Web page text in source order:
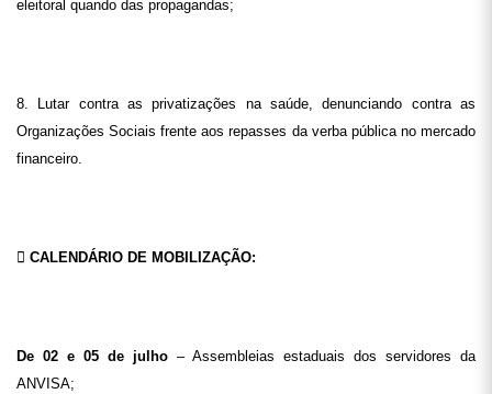
eleitoral quando das propagandas;
8. Lutar contra as privatizações na saúde, denunciando contra as
Organizações Sociais frente aos repasses da verba pública no mercado
financeiro.
 CALENDÁRIO DE MOBILIZAÇÃO:
De 02 e 05 de julho – Assembleias estaduais dos servidores da
ANVISA;